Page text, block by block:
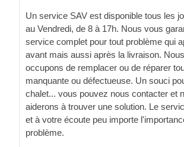
Un service SAV est disponible tous les
au Vendredi, de 8 à 17h. Nous vous
service complet pour tout problème qui
avant mais aussi après la livraison.
occupons de remplacer ou de réparer
manquante ou défectueuse. Un souci
chalet... vous pouvez nous contacter et
aiderons à trouver une solution. Le
et à votre écoute peu importe
problème.